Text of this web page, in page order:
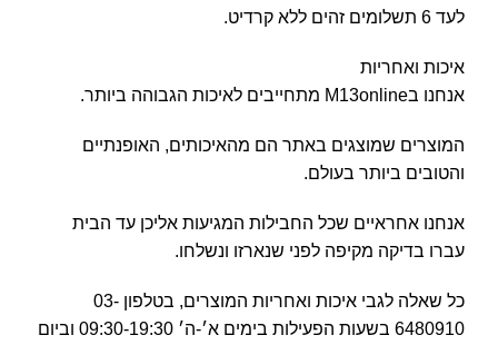
לעד 6 תשלומים זהים ללא קרדיט.
איכות ואחריות
אנחנו בM13online מתחייבים לאיכות הגבוהה ביותר.
המוצרים שמוצגים באתר הם מהאיכותים, האופנתיים
והטובים ביותר בעולם.
אנחנו אחראיים שכל החבילות המגיעות אליכן עד הבית
עברו בדיקה מקיפה לפני שנארזו ונשלחו.
כל שאלה לגבי איכות ואחריות המוצרים, בטלפון 03-
6480910 בשעות הפעילות בימים א׳-ה׳ 09:30-19:30 וביום